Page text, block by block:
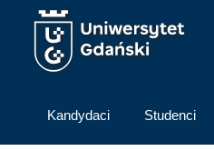
Przejdź do treści
Kandydaci Studenci